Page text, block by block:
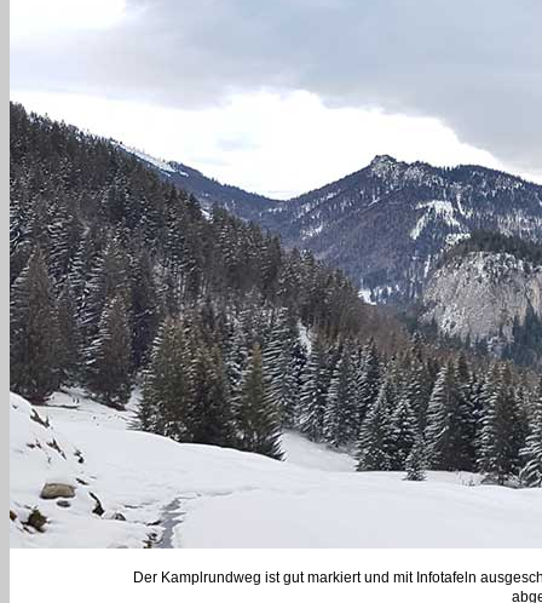
Der Kamplrundweg ist gut markiert und mit Infotafeln